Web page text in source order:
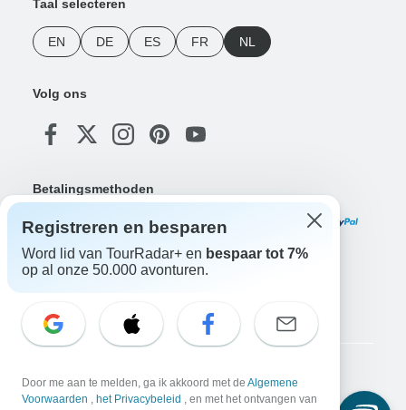
Taal selecteren
EN DE ES FR NL
Volg ons
Betalingsmethoden
Juridische kennisgeving
Privacybeleid
Cookies
Registreren en besparen
Word lid van TourRadar+ en bespaar tot 7%
op al onze 50.000 avonturen.
Door me aan te melden, ga ik akkoord met de Algemene
Voorwaarden , het Privacybeleid , en met het ontvangen van